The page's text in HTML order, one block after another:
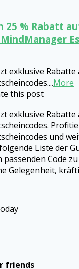
25 % Rabatt
exklusive
...More
this post
exklusive
und
Liste der
passenden Code
Gelegenheit,
friends